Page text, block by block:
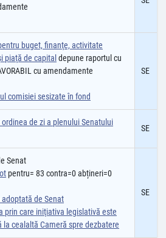
buget, finanţe, activitate
piaţă de capital depune raportul cu
cu amendamente
comisiei sesizate în fond
SE
ordinea de zi a plenului Senatului
SE
Senat
pentru= 83 contra=0 abțineri=0
de Senat
prin care iniţiativa legislativă este
la cealaltă Cameră spre dezbatere
SE